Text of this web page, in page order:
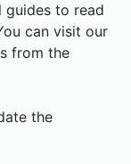
to read
can visit our
from the
the